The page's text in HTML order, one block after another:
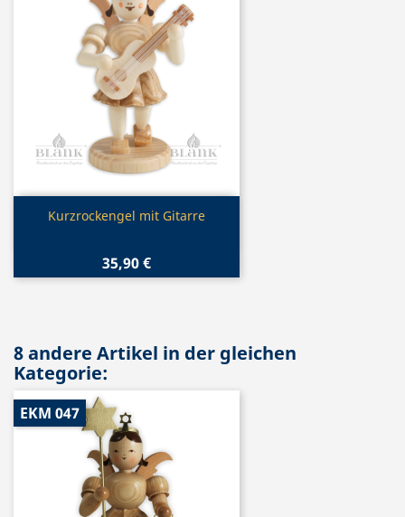
Vorschau
Kurzrockengel mit Gitarre
35,90 €
8 andere Artikel in der gleichen
Kategorie:
EKM 047